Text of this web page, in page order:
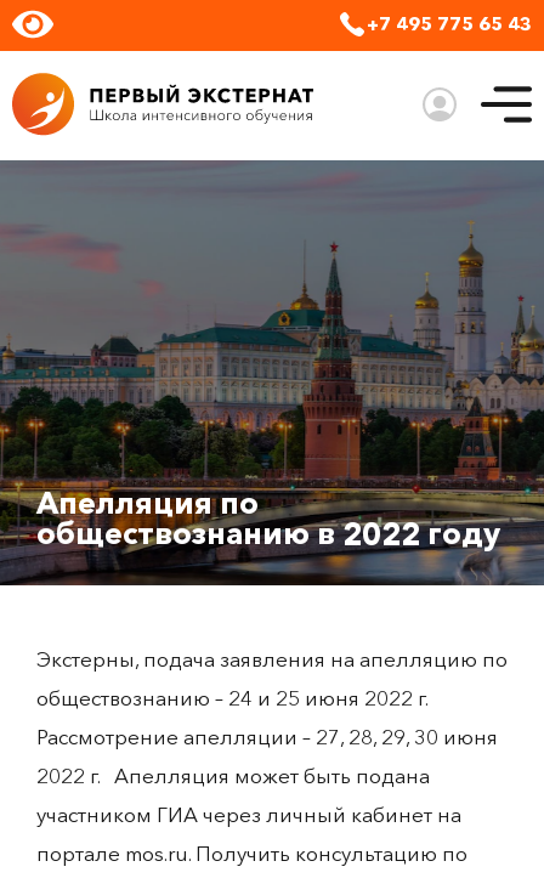
+7 495 775 65 43
Апелляция по
обществознанию в 2022 году
Экстерны, подача заявления на апелляцию по
обществознанию – 24 и 25 июня 2022 г.
Рассмотрение апелляции – 27, 28, 29, 30 июня
2022 г. Апелляция может быть подана
участником ГИА через личный кабинет на
портале mos.ru. Получить консультацию по